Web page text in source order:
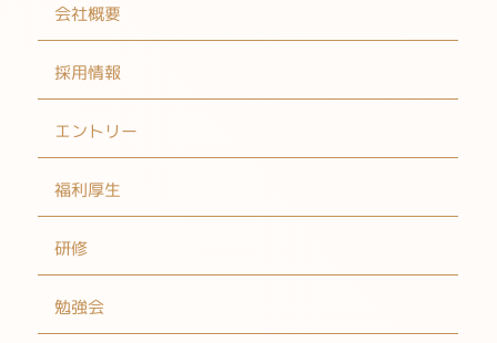
会社概要
採用情報
エントリー
福利厚生
研修
勉強会